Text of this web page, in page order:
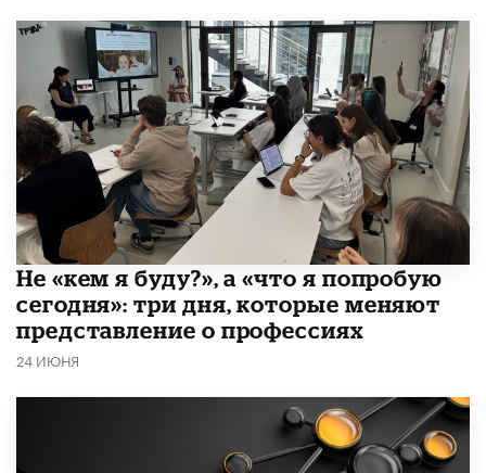
Не «кем я буду?», а «что я попробую
сегодня»: три дня, которые меняют
представление о профессиях
24 ИЮНЯ